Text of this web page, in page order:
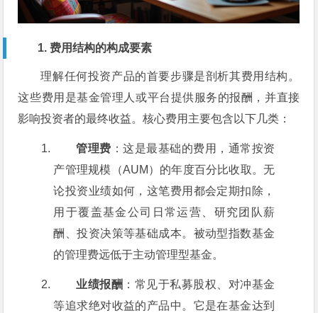
1. 费用结构的构成要素
理解任何投资产品的首要步骤是剖析其费用结构。
这些费用是基金管理人或平台提供服务的报酬，并直接
影响投资者的最终收益。核心费用主要包含以下几类：
管理费 ：这是最基础的费用，通常按资
产管理规模（AUM）的年度百分比收取。无
论投资业绩如何，这笔费用都会定期扣除，
用于覆盖基金公司日常运营、研究团队薪
酬、投资决策等基础成本。被动型指数基金
的管理费远低于主动管理型基金。
业绩报酬 ：常见于私募股权、对冲基金
等追求绝对收益的产品中。它是在基金达到